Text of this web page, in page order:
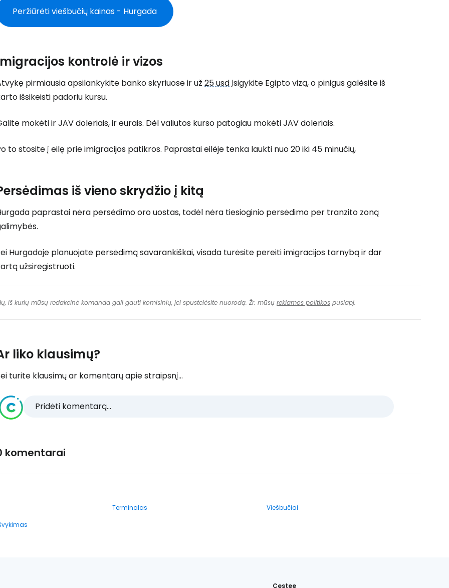
Peržiūrėti viešbučių kainas - Hurgada
kontrolė ir vizos
pirmiausia apsilankykite banko skyriuose ir už 25 usdįsigykite Egipto vizą, o pinigus galėsite iš
išsikeisti padoriu kursu.
mokėti ir JAV doleriais, ir eurais. Dėl valiutos kurso patogiau mokėti JAV doleriais.
to stosite į eilę prie imigracijos patikros. Paprastai eilėje tenka laukti nuo 20 iki 45 minučių,
iš vieno skrydžio į kitą
paprastai nėra persėdimo oro uostas, todėl nėra tiesioginio persėdimo per tranzito zoną
Hurgadoje planuojate persėdimą savarankiškai, visada turėsite pereiti imigracijos tarnybą ir dar
užsiregistruoti.
iš kurių mūsų redakcinė komanda gali gauti komisinių, jei spustelėsite nuorodą. Žr. mūsų reklamos politikos puslapį.
liko klausimų?
turite klausimų ar komentarų apie straipsnį...
Pridėti komentarą...
komentarai
Terminalas
Viešbučiai
Cestee
Tęsti el. paštu